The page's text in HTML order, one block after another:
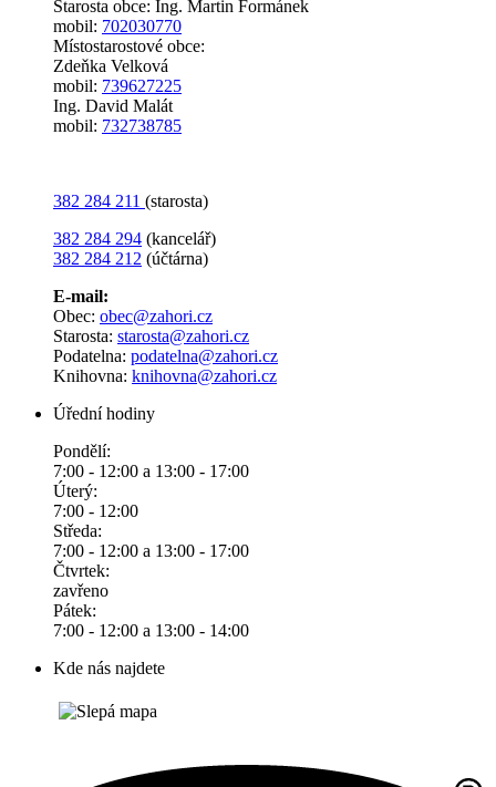
Starosta obce: Ing. Martin Formánek
mobil: 702030770
Místostarostové obce:
Zdeňka Velková
mobil: 739627225
Ing. David Malát
mobil: 732738785
382 284 211 (starosta)
382 284 294 (kancelář)
382 284 212 (účtárna)
E-mail:
Obec: obec@zahori.cz
Starosta: starosta@zahori.cz
Podatelna: podatelna@zahori.cz
Knihovna: knihovna@zahori.cz
Úřední hodiny
Pondělí:
7:00 - 12:00 a 13:00 - 17:00
Úterý:
7:00 - 12:00
Středa:
7:00 - 12:00 a 13:00 - 17:00
Čtvrtek:
zavřeno
Pátek:
7:00 - 12:00 a 13:00 - 14:00
Kde nás najdete